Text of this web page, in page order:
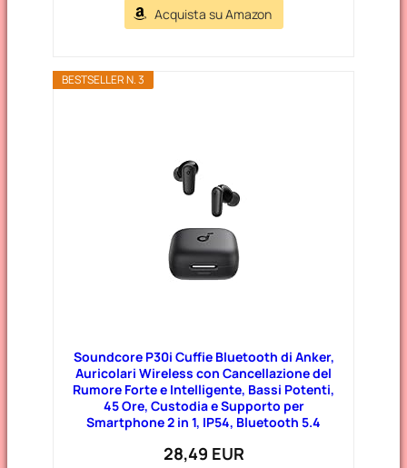
Acquista su Amazon
BESTSELLER N. 3
Soundcore P30i Cuffie Bluetooth di Anker,
Auricolari Wireless con Cancellazione del
Rumore Forte e Intelligente, Bassi Potenti,
45 Ore, Custodia e Supporto per
Smartphone 2 in 1, IP54, Bluetooth 5.4
28,49 EUR